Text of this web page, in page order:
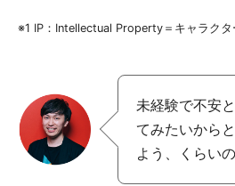
※1 IP：Intellectual Property＝キャラクタ
未経験で不安
てみたいから
よう、くらい